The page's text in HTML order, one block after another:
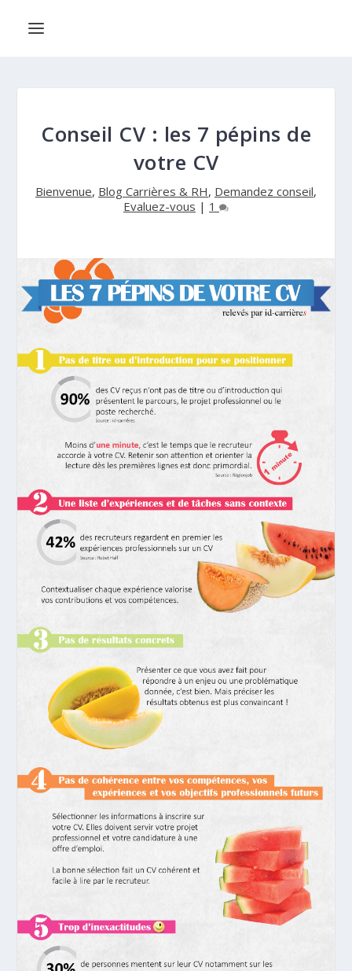
Conseil CV : les 7 pépins de
votre CV
Bienvenue, Blog Carrières & RH, Demandez conseil,
Evaluez-vous | 1